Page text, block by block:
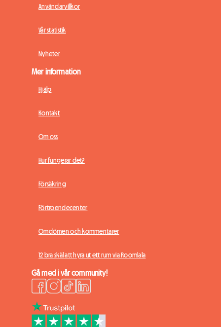
Användarvillkor
Vår statistik
Nyheter
Mer information
Hjälp
Kontakt
Om oss
Hur fungerar det?
Försäkring
Förtroendecenter
Omdömen och kommentarer
12 bra skäl att hyra ut ett rum via Roomlala
Gå med i vår community!